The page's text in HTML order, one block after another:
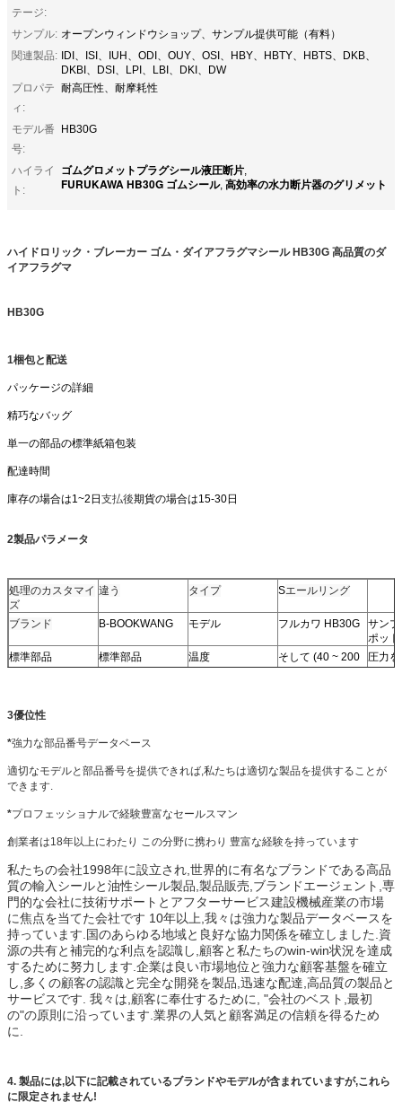
テージ:
サンプル: オープンウィンドウショップ、サンプル提供可能（有料）
関連製品: IDI、ISI、IUH、ODI、OUY、OSI、HBY、HBTY、HBTS、DKB、
DKBI、DSI、LPI、LBI、DKI、DW
プロパテ
ィ:
耐高圧性、耐摩耗性
モデル番
号:
HB30G
ハイライ
ト:
ゴムグロメットプラグシール液圧断片,
FURUKAWA HB30G ゴムシール, 高効率の水力断片器のグリメット
ハイドロリック・ブレーカー ゴム・ダイアフラグマシール HB30G 高品質のダ
イアフラグマ
HB30G
1梱包と配送
パッケージの詳細
精巧なバッグ
単一の部品の標準紙箱包装
配達時間
庫存の場合は1~2日支払後期貨の場合は15-30日
2製品パラメータ
処理のカスタマイ
ズ
違う タイプ Sエールリング
ブランド B-BOOKWANG モデル フルカワ HB30G
サン
ポット
標準部品
標準部品 温度
そして (40 ~ 200
°C)
圧力
3優位性
*強力な部品番号データベース
適切なモデルと部品番号を提供できれば,私たちは適切な製品を提供することが
できます.
*プロフェッショナルで経験豊富なセールスマン
創業者は18年以上にわたり この分野に携わり 豊富な経験を持っています
私たちの会社1998年に設立され,世界的に有名なブランドである高品
質の輸入シールと油性シール製品,製品販売,ブランドエージェント,専
門的な会社に技術サポートとアフターサービス建設機械産業の市場
に焦点を当てた会社です 10年以上,我々は強力な製品データベースを
持っています.国のあらゆる地域と良好な協力関係を確立しました.資
源の共有と補完的な利点を認識し,顧客と私たちのwin-win状況を達成
するために努力します.企業は良い市場地位と強力な顧客基盤を確立
し,多くの顧客の認識と完全な開発を製品,迅速な配達,高品質の製品と
サービスです. 我々は,顧客に奉仕するために, "会社のベスト,最初
の"の原則に沿っています.業界の人気と顧客満足の信頼を得るため
に.
4. 製品には,以下に記載されているブランドやモデルが含まれていますが,これら
に限定されません!